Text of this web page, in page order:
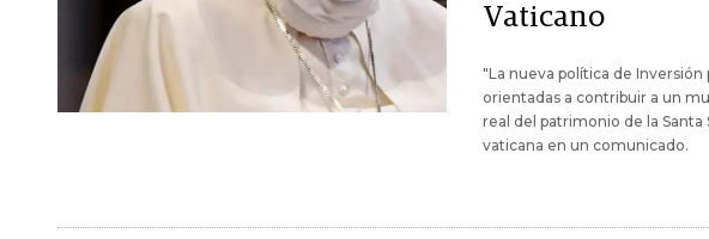
Vaticano
"La nueva política de
orientadas a contribuir a un
real del patrimonio de la
vaticana en un comunicado.